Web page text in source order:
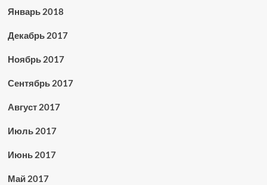
Январь 2018
Декабрь 2017
Ноябрь 2017
Сентябрь 2017
Август 2017
Июль 2017
Июнь 2017
Май 2017